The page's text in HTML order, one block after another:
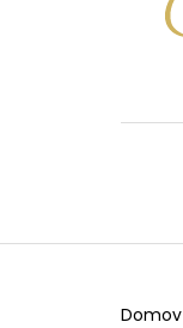
Domov